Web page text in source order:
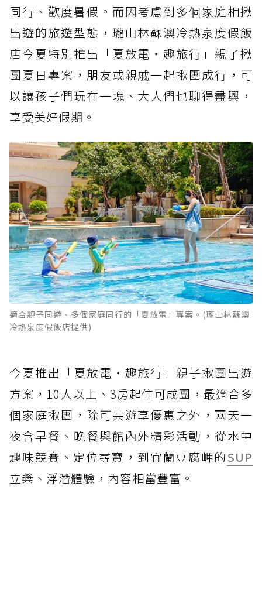
同行、歡度暑假。而因考慮到多個家庭相揪
出遊的旅遊型態，瓏山林蘇澳冷熱泉度假飯
店今夏特別推出「夏放電・趣旅行」親子揪
團夏日專案，朋友或親戚一起揪團成行，可
以讓孩子們玩在一塊、大人們也聊得盡興，
享受美好假期。
適合親子同遊、多個家庭同行的「夏放電」專案。(瓏山林蘇澳
冷熱泉度假飯店提供)
今夏推出「夏放電‧趣旅行」親子揪團出遊
方案，10人以上、3房起住可成團，最適合多
個家庭揪團，除可共遊享優惠之外，兩天一
夜含早餐、晚餐與館內外精彩活動，從水中
趣味競賽、定位尋寶，到宜蘭豆腐岬的SUP
立槳、浮潛體驗，內容相當豐富。